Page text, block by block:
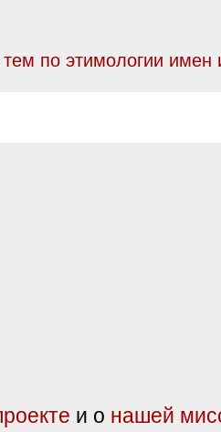
по этимологии
и о нашей